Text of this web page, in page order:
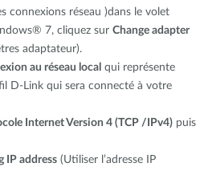
connexions réseau )dans le volet
7, cliquez sur Change adapter
adaptateur).
au réseau local qui représente
D-Link qui sera connecté à votre
Internet Version 4 (TCP /IPv4) puis
IP address (Utiliser l’adresse IP